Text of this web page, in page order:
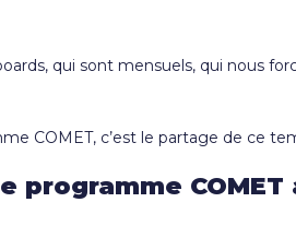
qui sont mensuels, qui nous
COMET, c’est le partage de ce
programme